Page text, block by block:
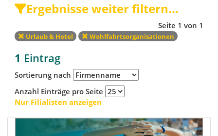
Ergebnisse weiter filtern...
Seite 1 von 1
Urlaub & Hotel Wohlfahrtsorganisationen
1 Eintrag
Sortierung nach
Anzahl Einträge pro Seite
Nur Filialisten anzeigen